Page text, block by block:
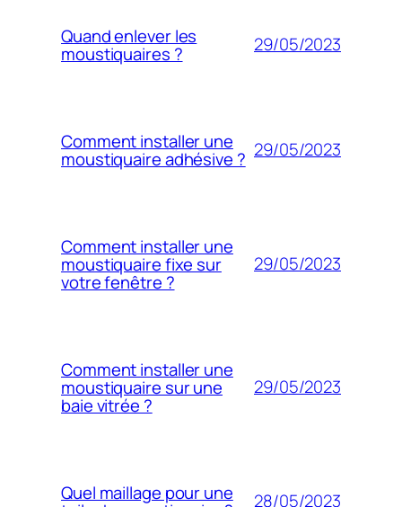
Quand enlever les
moustiquaires ? 29/05/2023
Comment installer une
moustiquaire adhésive ? 29/05/2023
Comment installer une
moustiquaire fixe sur
votre fenêtre ?
29/05/2023
Comment installer une
moustiquaire sur une
baie vitrée ?
29/05/2023
Quel maillage pour une 28/05/2023